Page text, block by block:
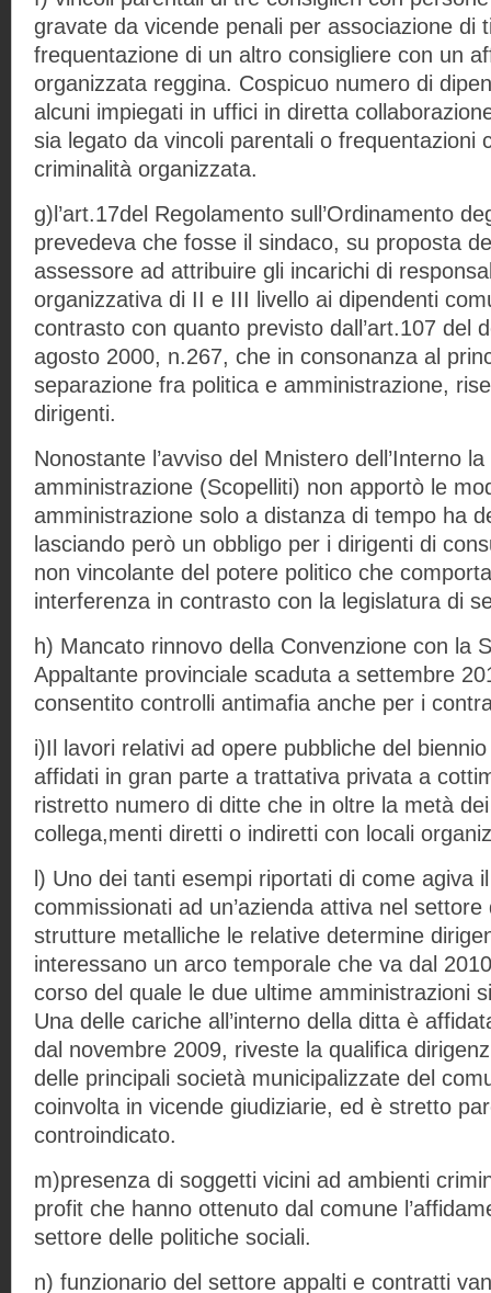
gravate da vicende penali per associazione di
frequentazione di un altro consigliere con un
organizzata reggina. Cospicuo numero di
alcuni impiegati in uffici in diretta
sia legato da vincoli parentali o frequentazioni
criminalità organizzata.
g)l’art.17del Regolamento sull’Ordinamento
prevedeva che fosse il sindaco, su proposta
assessore ad attribuire gli incarichi di
organizzativa di II e III livello ai dipendenti
contrasto con quanto previsto dall’art.107 del
agosto 2000, n.267, che in consonanza al
separazione fra politica e amministrazione,
dirigenti.
Nonostante l’avviso del Mnistero dell’Interno
amministrazione (Scopelliti) non apportò le
amministrazione solo a distanza di tempo ha
lasciando però un obbligo per i dirigenti di
non vincolante del potere politico che
interferenza in contrasto con la legislatura di
h) Mancato rinnovo della Convenzione con la
Appaltante provinciale scaduta a settembre
consentito controlli antimafia anche per i
i)Il lavori relativi ad opere pubbliche del
affidati in gran parte a trattativa privata a
ristretto numero di ditte che in oltre la metà
collega,menti diretti o indiretti con locali
l) Uno dei tanti esempi riportati di come agiva
commissionati ad un’azienda attiva nel
strutture metalliche le relative determine
interessano un arco temporale che va dal
corso del quale le due ultime amministrazioni
Una delle cariche all’interno della ditta è
dal novembre 2009, riveste la qualifica
delle principali società municipalizzate del
coinvolta in vicende giudiziarie, ed è stretto
controindicato.
m)presenza di soggetti vicini ad ambienti
profit che hanno ottenuto dal comune
settore delle politiche sociali.
n) funzionario del settore appalti e contratti